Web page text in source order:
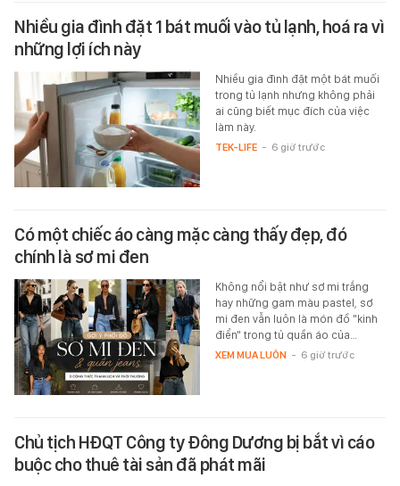
Nhiều gia đình đặt 1 bát muối vào tủ lạnh, hoá ra vì
những lợi ích này
Nhiều gia đình đặt một bát muối
trong tủ lạnh nhưng không phải
ai cũng biết mục đích của việc
làm này.
TEK-LIFE - 6 giờ trước
Có một chiếc áo càng mặc càng thấy đẹp, đó
chính là sơ mi đen
Không nổi bật như sơ mi trắng
hay những gam màu pastel, sơ
mi đen vẫn luôn là món đồ "kinh
điển" trong tủ quần áo của…
XEM MUA LUÔN - 6 giờ trước
Chủ tịch HĐQT Công ty Đông Dương bị bắt vì cáo
buộc cho thuê tài sản đã phát mãi